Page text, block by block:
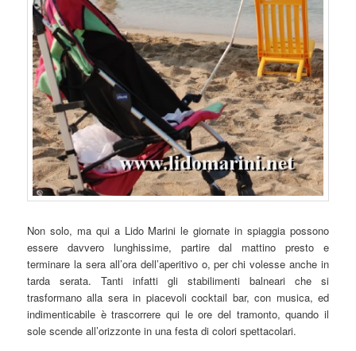
Non solo, ma qui a Lido Marini le giornate in spiaggia possono
essere davvero lunghissime, partire dal mattino presto e
terminare la sera all’ora dell’aperitivo o, per chi volesse anche in
tarda serata. Tanti infatti gli stabilimenti balneari che si
trasformano alla sera in piacevoli cocktail bar, con musica, ed
indimenticabile è trascorrere qui le ore del tramonto, quando il
sole scende all’orizzonte in una festa di colori spettacolari.